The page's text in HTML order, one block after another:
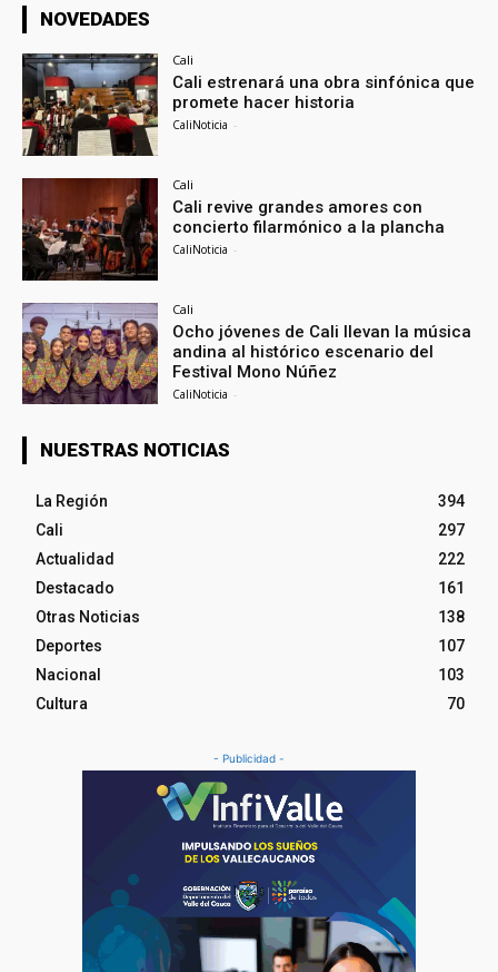
NOVEDADES
Cali
Cali estrenará una obra sinfónica que
promete hacer historia
CaliNoticia -
Cali
Cali revive grandes amores con
concierto filarmónico a la plancha
CaliNoticia -
Cali
Ocho jóvenes de Cali llevan la música
andina al histórico escenario del
Festival Mono Núñez
CaliNoticia -
NUESTRAS NOTICIAS
La Región
394
Cali
297
Actualidad
222
Destacado
161
Otras Noticias
138
Deportes
107
Nacional
103
Cultura
70
- Publicidad -